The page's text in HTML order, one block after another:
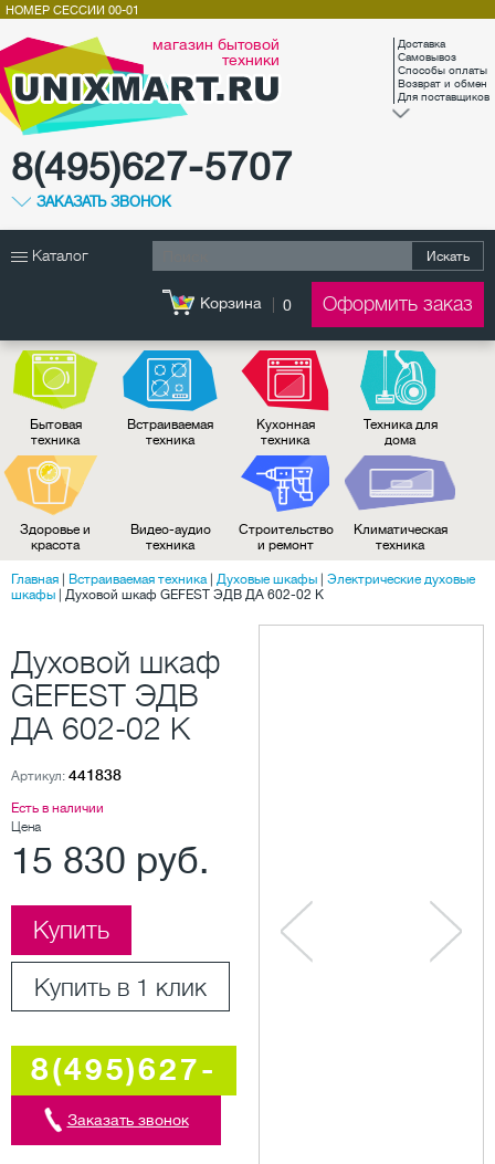
магазин бытовой
техники
8(495)627-5707
ЗАКАЗАТЬ ЗВОНОК
Доставка
Самовывоз
Способы оплаты
Возврат и обмен
Для поставщиков
НОМЕР СЕССИИ 00-01
Каталог Искать
Корзина 0 Оформить заказ
Бытовая
техника
Встраиваемая
техника
Кухонная
техника
Техника для
дома
Здоровье и
красота
Видео-аудио
техника
Строительство
и ремонт
Климатическая
техника
Главная Встраиваемая техника| Духовые шкафы
Электрические духовые
шкафы
Духовой шкаф GEFEST ЭДВ ДА 602-02 К
Духовой шкаф
GEFEST ЭДВ
ДА 602-02 К
Артикул: 441838
Есть в наличии
Цена
15 830 руб.
Купить
Купить в 1 клик
8(495)627-
5707
Заказать звонок